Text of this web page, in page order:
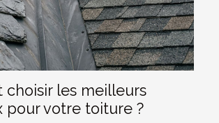
choisir les meilleurs
pour votre toiture ?